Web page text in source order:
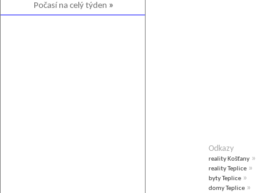
Počasí na celý týden »
Odkazy
reality Košťany »
reality Teplice »
byty Teplice »
domy Teplice »